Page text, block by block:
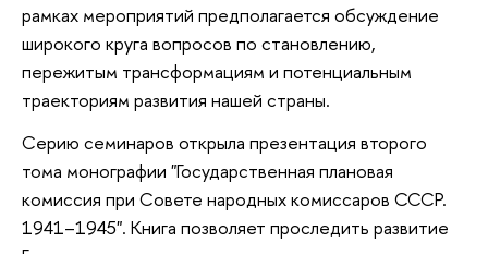
рамках мероприятий предполагается обсуждение
широкого круга вопросов по становлению,
пережитым трансформациям и потенциальным
траекториям развития нашей страны.
Серию семинаров открыла презентация второго
тома монографии "Государственная плановая
комиссия при Совете народных комиссаров СССР.
1941–1945". Книга позволяет проследить развитие